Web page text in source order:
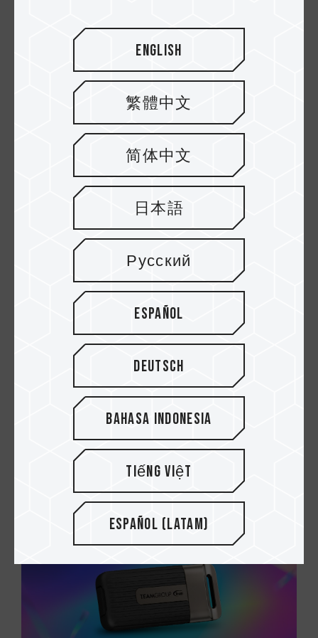
02.APR.2025
Aumenta el almacenamiento de tu iPhone
05.MAR.2025
PC Gamer vs vs. Consolas: ¿Cuál es mejor?
English
繁體中文
简体中文
日本語
Русский
Español
Deutsch
Bahasa Indonesia
Tiếng Việt
Español (Latam)